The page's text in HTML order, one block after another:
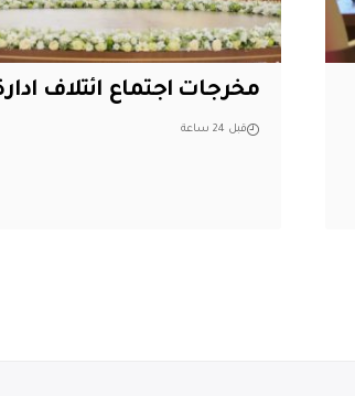
مخرجات اجتماع ائتلاف
قبل 24 ساعة